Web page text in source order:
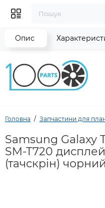
Головна Запчастини для
Samsung Galaxy
SM-T720
(тачскрін) чорний
Опис